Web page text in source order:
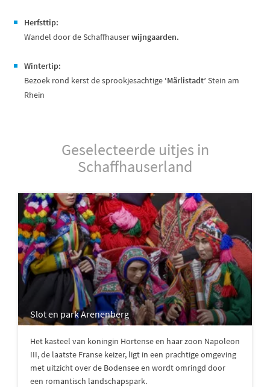
Herfsttip:
Wandel door de Schaffhauserwijngaarden.
Wintertip:
Bezoek rond kerst de sprookjesachtige ‘Märlistadt’ Stein am
Rhein
Geselecteerde uitjes in
Schaffhauserland
Slot en park Arenenberg
Het kasteel van koningin Hortense en haar zoon Napoleon
III, de laatste Franse keizer, ligt in een prachtige omgeving
met uitzicht over de Bodensee en wordt omringd door
een romantisch landschapspark.